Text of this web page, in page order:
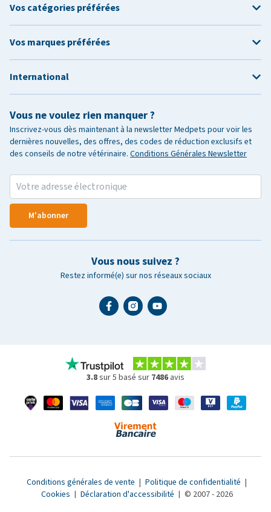
Vous ne voulez rien manquer ?
Inscrivez-vous dès maintenant à la newsletter Medpets pour voir les
dernières nouvelles, des offres, des codes de réduction exclusifs et
des conseils de notre vétérinaire. Conditions Générales Newsletter
M'abonner
Vous nous suivez ?
Restez informé(e) sur nos réseaux sociaux
Vos catégories préférées
Vos marques préférées
International
3.8sur 5 basé sur 7486 avis
Conditions générales de vente | Politique de confidentialité |
Cookies | Déclaration d'accessibilité | © 2007 - 2026